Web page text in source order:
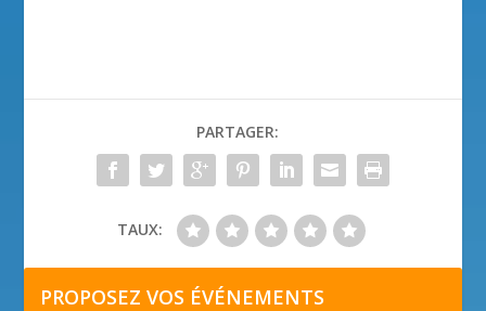
PARTAGER:
TAUX:
PROPOSEZ VOS ÉVÉNEMENTS